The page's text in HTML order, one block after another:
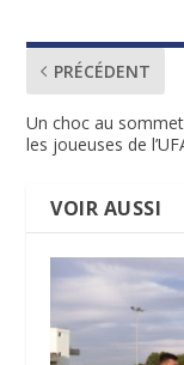
PRÉCÉDENT
Un choc au
les joueuses de
VOIR AUSSI